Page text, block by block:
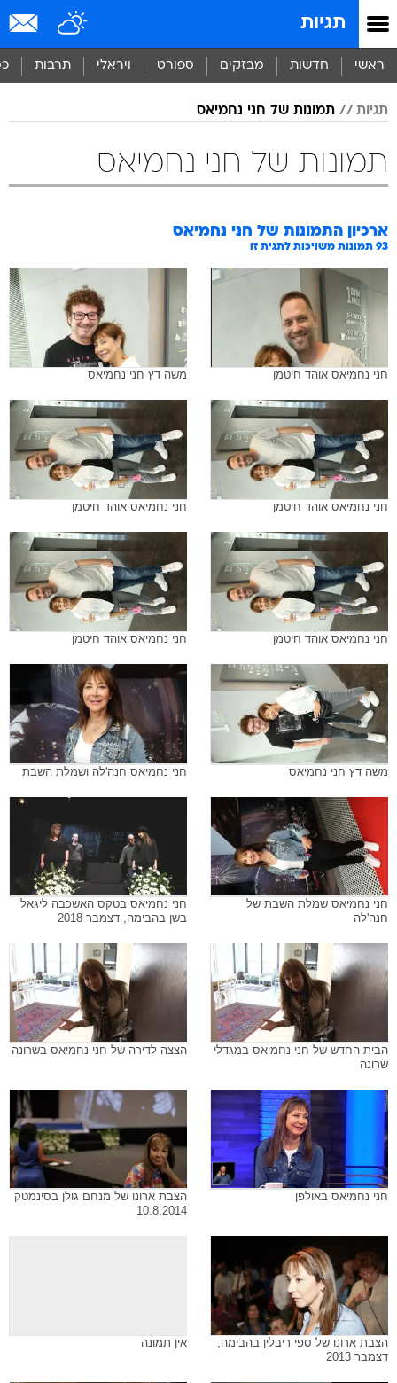
תגיות
ראשי חדשות מבזקים ספורט ויראלי תרבות
תגיות תמונות של חני נחמיאס
תמונות של חני נחמיאס
ארכיון התמונות של חני נחמיאס
93 תמונות משויכות לתגית זו
חני נחמיאס אוהד חיטמן משה דץ חני נחמיאס
חני נחמיאס אוהד חיטמן חני נחמיאס אוהד חיטמן
חני נחמיאס אוהד חיטמן חני נחמיאס אוהד חיטמן
משה דץ חני נחמיאס חני נחמיאס חנה'לה ושמלת השבת
חני נחמיאס שמלת השבת של
חנה'לה
חני נחמיאס בטקס האשכבה ליגאל
בשן בהבימה, דצמבר 2018
הבית החדש של חני נחמיאס במגדלי
שרונה
הצצה לדירה של חני נחמיאס בשרונה
חני נחמיאס באולפן
הצבת ארונו של מנחם גולן בסינמטק
10.8.2014
הצבת ארונו של ספי ריבלין בהבימה,
דצמבר 2013
אין תמונה